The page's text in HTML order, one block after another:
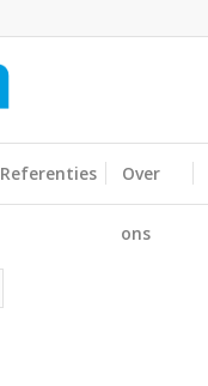
Referenties Over
ons